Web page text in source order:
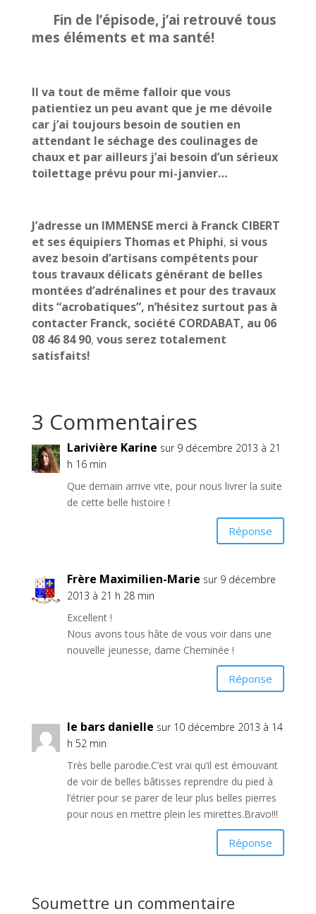
Fin de l’épisode, j’ai retrouvé tous
mes éléments et ma santé!
Il va tout de même falloir que vous
patientiez un peu avant que je me dévoile
car j’ai toujours besoin de soutien en
attendant le séchage des coulinages de
chaux et par ailleurs j’ai besoin d’un sérieux
toilettage prévu pour mi-janvier…
J’adresse un IMMENSE merci à Franck CIBERT
et ses équipiers Thomas et Phiphi, si vous
avez besoin d’artisans compétents pour
tous travaux délicats générant de belles
montées d’adrénalines et pour des travaux
dits “acrobatiques”, n’hésitez surtout pas à
contacter Franck, société CORDABAT, au 06
08 46 84 90, vous serez totalement
satisfaits!
3 Commentaires
Larivière Karine sur 9 décembre 2013 à 21
h 16 min
Que demain arrive vite, pour nous livrer la suite
de cette belle histoire !
Réponse
Frère Maximilien-Marie sur 9 décembre
2013 à 21 h 28 min
Excellent !
Nous avons tous hâte de vous voir dans une
nouvelle jeunesse, dame Cheminée !
Réponse
le bars danielle sur 10 décembre 2013 à 14
h 52 min
Très belle parodie.C’est vrai qu’il est émouvant
de voir de belles bâtisses reprendre du pied à
l’étrier pour se parer de leur plus belles pierres
pour nous en mettre plein les mirettes.Bravo!!!
Réponse
Soumettre un commentaire